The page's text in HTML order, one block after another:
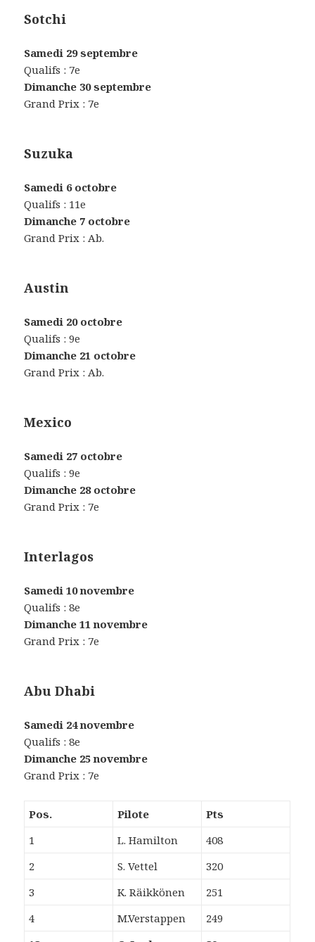
Sotchi
Samedi 29 septembre
Qualifs : 7e
Dimanche 30 septembre
Grand Prix : 7e
Suzuka
Samedi 6 octobre
Qualifs : 11e
Dimanche 7 octobre
Grand Prix : Ab.
Austin
Samedi 20 octobre
Qualifs : 9e
Dimanche 21 octobre
Grand Prix : Ab.
Mexico
Samedi 27 octobre
Qualifs : 9e
Dimanche 28 octobre
Grand Prix : 7e
Interlagos
Samedi 10 novembre
Qualifs : 8e
Dimanche 11 novembre
Grand Prix : 7e
Abu Dhabi
Samedi 24 novembre
Qualifs : 8e
Dimanche 25 novembre
Grand Prix : 7e
Pos. Pilote
Pts
1
L. Hamilton
408
2
S. Vettel
320
3
K. Räikkönen
251
4
M.Verstappen
249